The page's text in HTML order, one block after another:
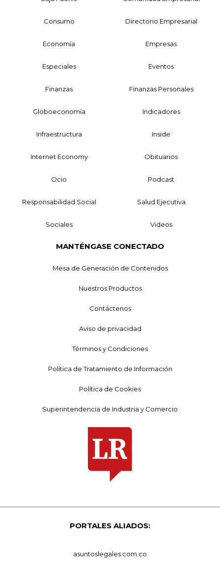
Consumo Directorio Empresarial
Economía Empresas
Especiales Eventos
Finanzas Finanzas Personales
Globoeconomía Indicadores
Infraestructura Inside
Internet Economy Obituarios
Ocio Podcast
Responsabilidad Social Salud Ejecutiva
Sociales Videos
MANTÉNGASE CONECTADO
Mesa de Generación de Contenidos
Nuestros Productos
Contáctenos
Aviso de privacidad
Términos y Condiciones
Política de Tratamiento de Información
Política de Cookies
Superintendencia de Industria y Comercio
PORTALES ALIADOS:
asuntoslegales.com.co